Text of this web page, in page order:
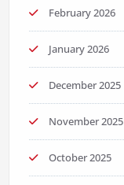
February 2026
January 2026
December 2025
November 2025
October 2025